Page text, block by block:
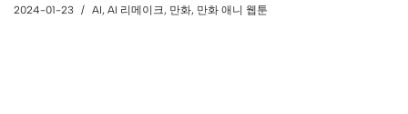
2024-01-23 AI, AI 리메이크, 만화, 만화 애니 웹툰